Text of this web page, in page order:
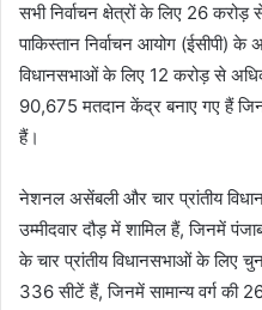
सभी निर्वाचन क्षेत्रों के लिए 26
पाकिस्तान निर्वाचन आयोग (ईसीपी)
विधानसभाओं के लिए 12 करोड़ से
90,675 मतदान केंद्र बनाए गए हैं
हैं।
नेशनल असेंबली और चार प्रांतीय
उम्मीदवार दौड़ में शामिल हैं, जिनमें
के चार प्रांतीय विधानसभाओं के
336 सीटें हैं, जिनमें सामान्य वर्ग की